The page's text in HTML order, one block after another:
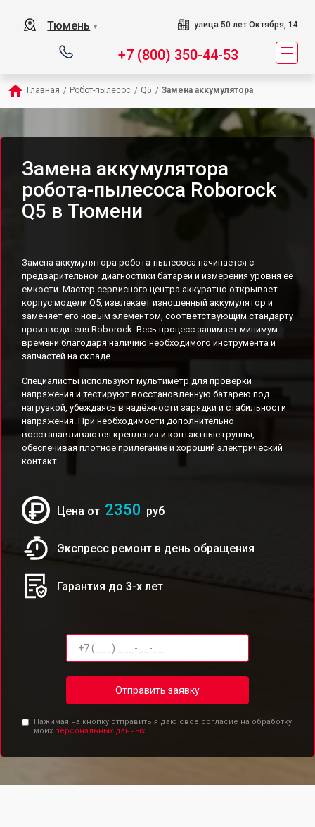
Тюмень ▼ улица 50 лет Октября, 14
+7 (800) 350-44-53
Главная / Робот-пылесос / Q5 / Замена аккумулятора
Замена аккумулятора
робота-пылесоса Roborock
Q5 в Тюмени
Замена аккумулятора робота-пылесоса начинается с
предварительной диагностики батареи и измерения уровня её
емкости. Мастер сервисного центра аккуратно открывает
корпус модели Q5, извлекает изношенный аккумулятор и
заменяет его новым элементом, соответствующим стандарту
производителя Roborock. Весь процесс занимает минимум
времени благодаря наличию необходимого инструмента и
запчастей на складе.
Специалисты используют мультиметр для проверки
напряжения и тестируют восстановленную батарею под
нагрузкой, убеждаясь в надёжности зарядки и стабильности
напряжения. При необходимости дополнительно
восстанавливаются крепления и контактные группы,
обеспечивая плотное прилегание и хороший электрический
контакт.
Цена от 2350 руб
Экспресс ремонт в день обращения
Гарантия до 3-х лет
Отправить заявку
Нажимая на кнопку отправить я даю свое согласие на обработку
моих персональных данных.